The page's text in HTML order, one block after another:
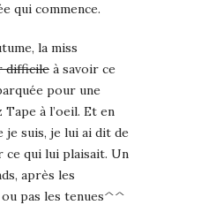
qui commence.
la miss
difficile à savoir ce
pour une
à l’oeil. Et en
je suis, je lui ai dit de
qui lui plaisait. Un
après les
ou pas les tenues^^